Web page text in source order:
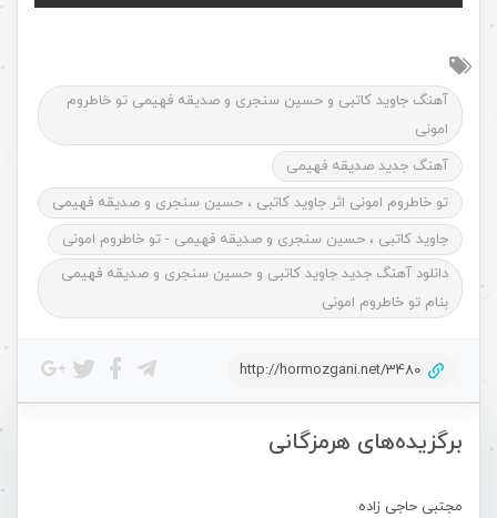
برگزیده‌های هرمزگانی
مجتبی حاجی زاده
آهنگ جاوید کاتبی و حسین سنجری و صدیقه فهیمی تو خاطروم
امونی
آهنگ جدید صدیقه فهیمی
تو خاطروم امونی اثر جاوید کاتبی ، حسین سنجری و صدیقه فهیمی
جاوید کاتبی ، حسین سنجری و صدیقه فهیمی - تو خاطروم امونی
دانلود آهنگ جدید جاوید کاتبی و حسین سنجری و صدیقه فهیمی
بنام تو خاطروم امونی
http://hormozgani.net/3480